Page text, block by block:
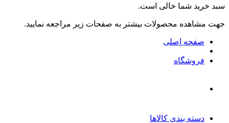
سبد خرید شما خالی است.
جهت مشاهده محصولات بیشتر به صفحات زیر مراجعه نمایید.
صفحه اصلی
فروشگاه
دسته بندی کالاها